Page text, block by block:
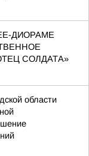
ДИОРАМЕ
СОЛДАТА»
области